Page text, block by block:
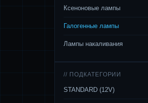
Ксеноновые лампы
Галогенные лампы
Лампы накаливания
// ПОДКАТЕГОРИИ
STANDARD (12V)